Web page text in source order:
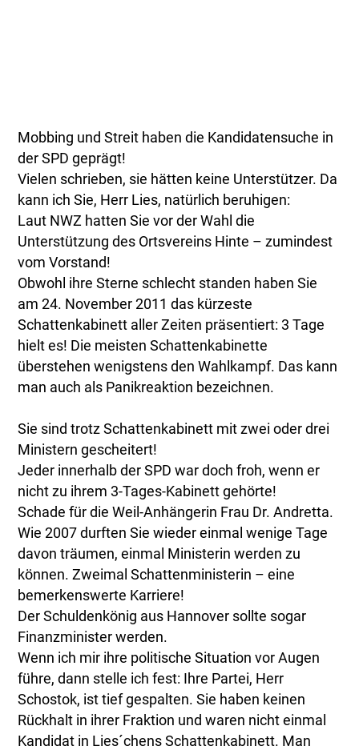
Mobbing und Streit haben die Kandidatensuche in
der SPD geprägt!
Vielen schrieben, sie hätten keine Unterstützer. Da
kann ich Sie, Herr Lies, natürlich beruhigen:
Laut NWZ hatten Sie vor der Wahl die
Unterstützung des Ortsvereins Hinte – zumindest
vom Vorstand!
Obwohl ihre Sterne schlecht standen haben Sie
am 24. November 2011 das kürzeste
Schattenkabinett aller Zeiten präsentiert: 3 Tage
hielt es! Die meisten Schattenkabinette
überstehen wenigstens den Wahlkampf. Das kann
man auch als Panikreaktion bezeichnen.
Sie sind trotz Schattenkabinett mit zwei oder drei
Ministern gescheitert!
Jeder innerhalb der SPD war doch froh, wenn er
nicht zu ihrem 3-Tages-Kabinett gehörte!
Schade für die Weil-Anhängerin Frau Dr. Andretta.
Wie 2007 durften Sie wieder einmal wenige Tage
davon träumen, einmal Ministerin werden zu
können. Zweimal Schattenministerin – eine
bemerkenswerte Karriere!
Der Schuldenkönig aus Hannover sollte sogar
Finanzminister werden.
Wenn ich mir ihre politische Situation vor Augen
führe, dann stelle ich fest: Ihre Partei, Herr
Schostok, ist tief gespalten. Sie haben keinen
Rückhalt in ihrer Fraktion und waren nicht einmal
Kandidat in Lies´chens Schattenkabinett. Man